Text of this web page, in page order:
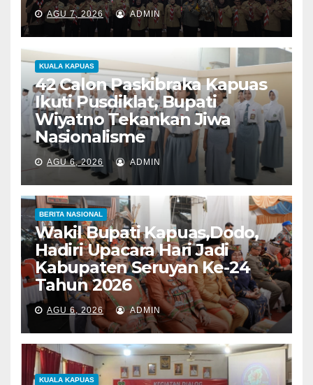
AGU 7, 2026 ADMIN
KUALA KAPUAS
42 Calon Paskibraka Kapuas
Ikuti Pusdiklat, Bupati
Wiyatno Tekankan Jiwa
Nasionalisme
AGU 6, 2026 ADMIN
BERITA NASIONAL
Wakil Bupati Kapuas,Dodo,
Hadiri Upacara Hari Jadi
Kabupaten Seruyan Ke-24
Tahun 2026
AGU 6, 2026 ADMIN
KUALA KAPUAS